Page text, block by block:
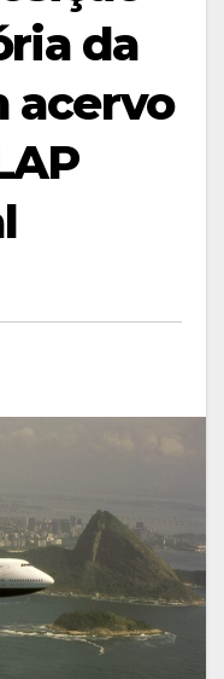
da
acervo